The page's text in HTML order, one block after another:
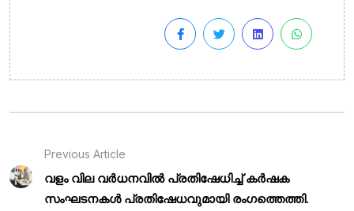
Previous Article
വളം വില വർധനവിൽ പ്രതിഷേധിച്ച് കർഷക
സംഘടനകൾ പ്രതിഷേധവുമായി രംഗത്തെത്തി.